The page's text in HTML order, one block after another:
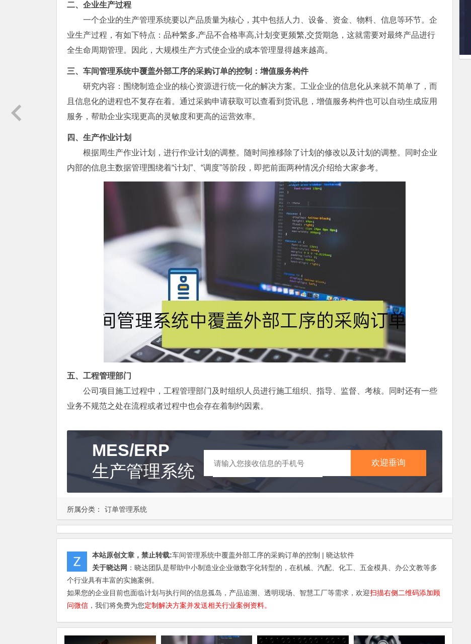
所属分类： 订单管理系统
二、企业生产过程
一个企业的生产管理系统要以产品质量为核心，其中包括人力、设备、资金、物料、信息等环节。企
业生产过程，有如下特点：品种繁多,产品不合格率高,计划变更频繁,交货期急，这就需要对最终产品进行
全生命周期管理。因此，大规模生产方式使企业的成本管理显得越来越高。
三、车间管理系统中覆盖外部工序的采购订单的控制：增值服务构件
研究内容：围绕制造企业的核心资源进行统一化的解决方案。工业企业的信息化从来就不简单了，而
且信息化的进程也不复存在着。通过采购申请获取可以查看到货讯息，增值服务构件也可以自动生成应用
服务，帮助企业实现更高的灵敏度和更高的运营效率。
四、生产作业计划
根据周生产作业计划，进行作业计划的调整。随时间推移除了计划的修改以及计划的调整。同时企业
内部的信息主数据管理围绕着“计划”、“调度”等阶段，即把前面两种情况介绍给大家参考。
五、工程管理部门
公司项目施工过程中，工程管理部门及时组织人员进行施工组织、指导、监督、考核。同时还有一些
业务不规范之处在流程或者过程中也会存在着制约因素。
MES/ERP
生产管理系统
欢迎垂询
本站原创文章，禁止转载:车间管理系统中覆盖外部工序的采购订单的控制 | 晓达软件
关于晓达网 ：晓达团队是帮助中小制造业企业做数字化转型的，在机械、汽配、化工、五金模具、办公文教等多
个行业具有丰富的实施案例。
如果您的企业目前也面临计划与执行间的信息孤岛，产品追溯、透明现场、智慧工厂等需求，欢迎扫描右侧二维码添加顾
问微信 ，我们将免费为您定制解决方案并发送相关行业案例资料。